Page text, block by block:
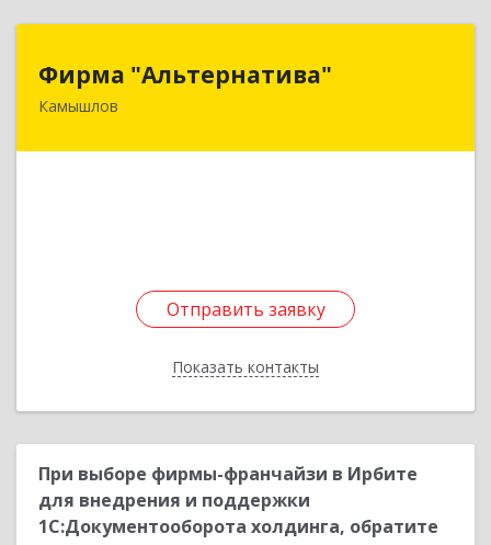
Фирма "Альтернатива"
Камышлов
Отправить заявку
Показать контакты
624860, Свердловская обл, Камышлов г, Ленина
Отправить заявку
Назад
При выборе фирмы-франчайзи в Ирбите
для внедрения и поддержки
1С:Документооборота холдинга, обратите